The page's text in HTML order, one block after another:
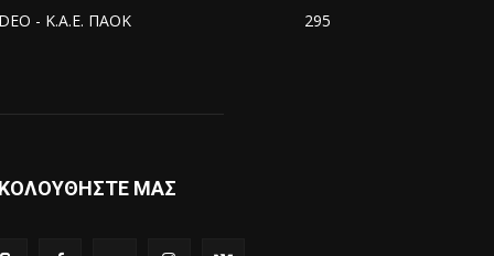
- Κ.Α.Ε. ΠΑΟΚ
295
ΜΑΣ